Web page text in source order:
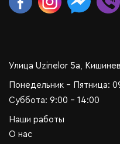
Улица Uzinelor 5a, Кишинев
Понедельник - Пятница:
Суббота: 9:00 - 14:00
Наши работы
О нас